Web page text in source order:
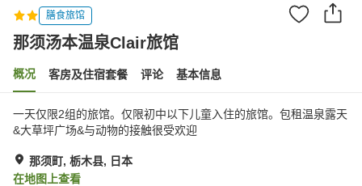
膳食旅馆
那须汤本温泉Clair旅馆
概况 客房及住宿套餐 评论 基本信息
一天仅限2组的旅馆。仅限初中以下儿童入住的旅馆。包租温泉露天
&大草坪广场&与动物的接触很受欢迎
那须町, 栃木县, 日本
在地图上查看